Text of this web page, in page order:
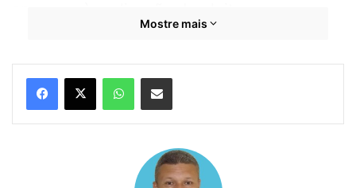
dia em que o presidente da República
participou de um desfile de blindados das
Forças Armadas na Esplanada dos
parlamentares avisaram que não aceitarão
qualquer tentativa de golpe. Também
Mostre mais